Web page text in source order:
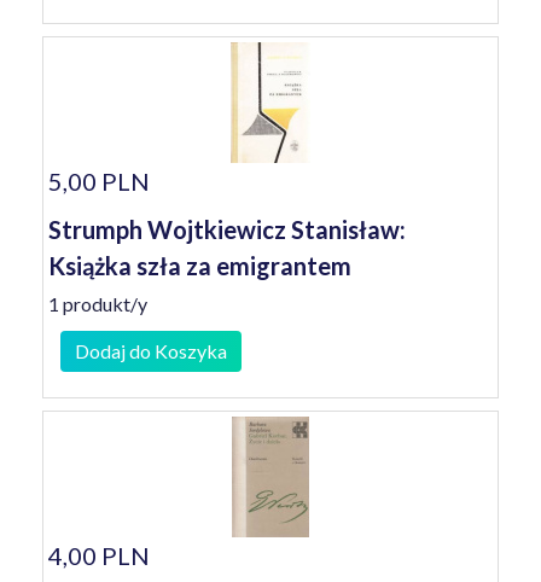
5,00 PLN
Strumph Wojtkiewicz Stanisław:
Książka szła za emigrantem
1 produkt/y
Dodaj do Koszyka
4,00 PLN